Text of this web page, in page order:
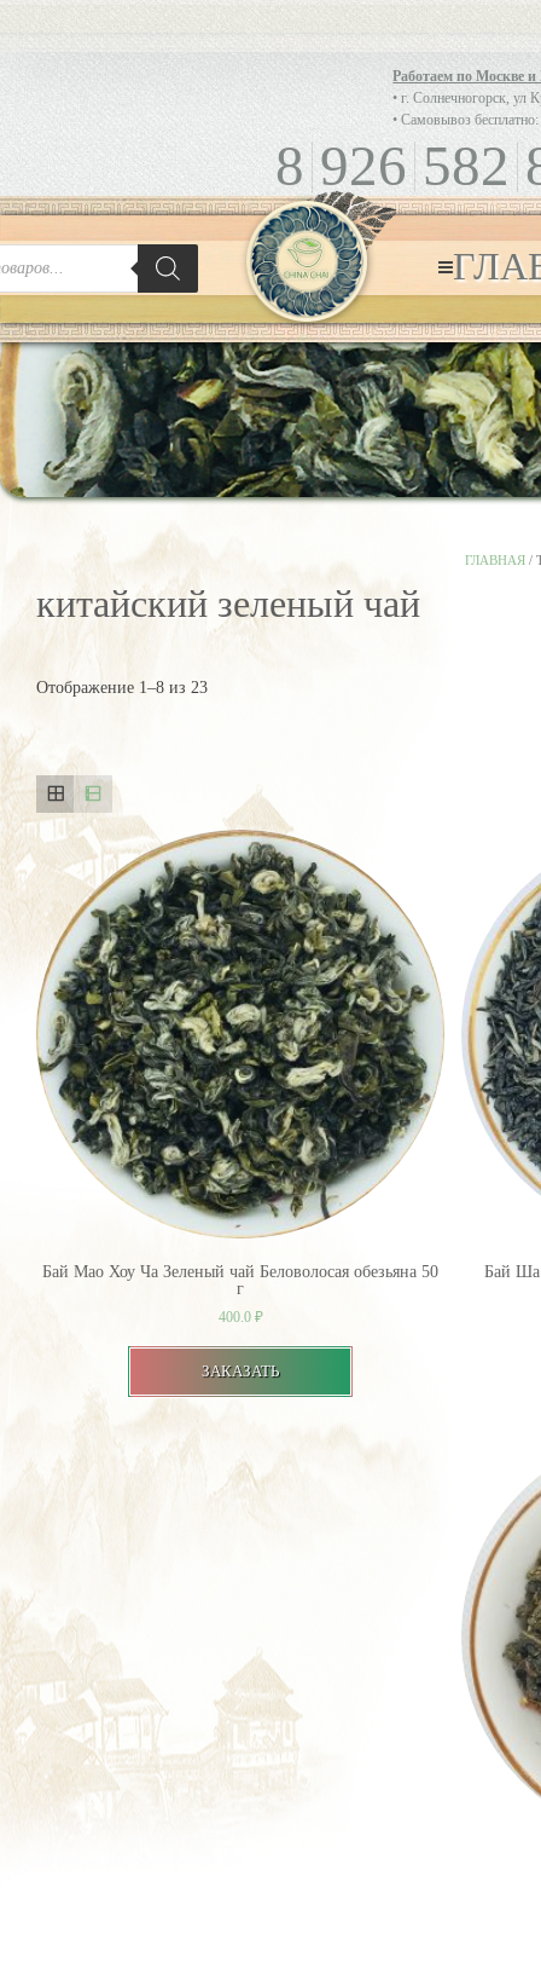
Работаем по Москве
• г. Солнечногорск, ул
• Самовывоз
8 926 582
ГЛАВНАЯ /
китайский зеленый чай
Отображение 1–8 из 23
Бай Мао Хоу Ча Зеленый чай Беловолосая обезьяна 50
г
400.0 ₽
ЗАКАЗАТЬ
Бай Ша